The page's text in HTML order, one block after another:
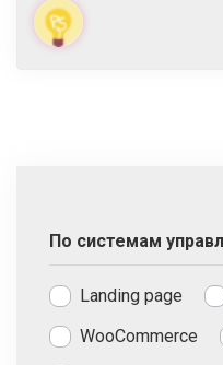
По системам
Landing page
WooCommerce